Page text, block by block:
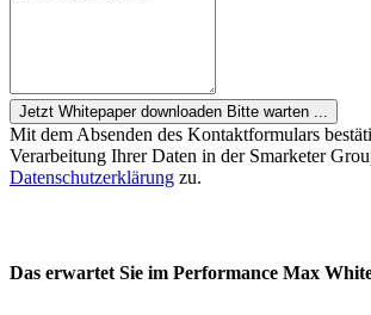
Jetzt Whitepaper downloaden Bitte warten ...
Mit dem Absenden des Kontaktformulars
Verarbeitung Ihrer Daten in der Smarketer
Datenschutzerklärung zu.
Das erwartet Sie im Performance Max